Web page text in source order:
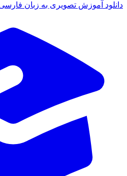
دانلود آموزش تصویری به زبان